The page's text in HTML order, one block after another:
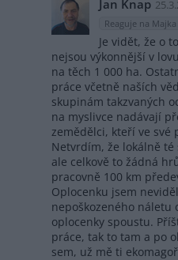
Jan Knap
Reaguje na
Je vidět, že o
nejsou výkonnější v
na těch 1 000 ha.
práce včetně naších
skupinám takzvaných
na myslivce nadávají
zemědělci, kteří ve své
Netvrdím, že lokálně
ale celkově to žádná
pracovně 100 km
Oplocenku jsem
nepoškozeného
oplocenky spoustu.
práce, tak to tam a po
sem, už mě ti